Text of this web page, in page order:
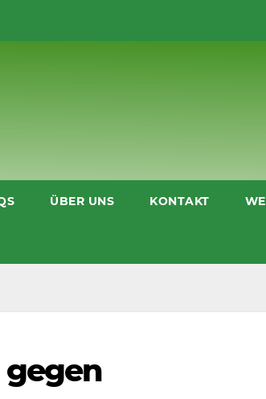
ÜBER UNS KONTAKT